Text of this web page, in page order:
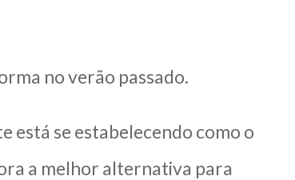
no verão passado.
está se estabelecendo como o
a melhor alternativa para